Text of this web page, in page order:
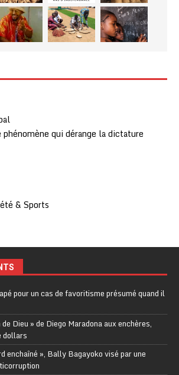
qui dérange la dictature
& Sports
pour un cas de favoritisme présumé quand il
Dieu » de Diego Maradona aux enchères,
dollars
enchaîné », Bally Bagayoko visé par une